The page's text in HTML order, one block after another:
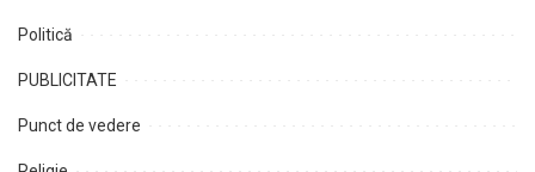
Politică
PUBLICITATE
Punct de vedere